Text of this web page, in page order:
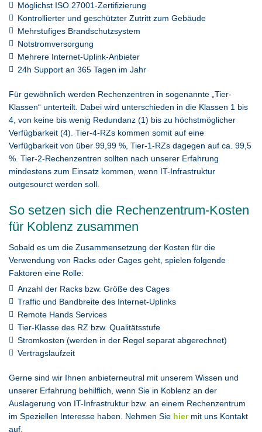
Möglichst ISO 27001-Zertifizierung
Kontrollierter und geschützter Zutritt zum Gebäude
Mehrstufiges Brandschutzsystem
Notstromversorgung
Mehrere Internet-Uplink-Anbieter
24h Support an 365 Tagen im Jahr
Für gewöhnlich werden Rechenzentren in sogenannte „Tier-
Klassen“ unterteilt. Dabei wird unterschieden in die Klassen 1 bis
4, von keine bis wenig Redundanz (1) bis zu höchstmöglicher
Verfügbarkeit (4). Tier-4-RZs kommen somit auf eine
Verfügbarkeit von über 99,99 %, Tier-1-RZs dagegen auf ca. 99,5
%. Tier-2-Rechenzentren sollten nach unserer Erfahrung
mindestens zum Einsatz kommen, wenn IT-Infrastruktur
outgesourct werden soll.
So setzen sich die Rechenzentrum-Kosten
für Koblenz zusammen
Sobald es um die Zusammensetzung der Kosten für die
Verwendung von Racks oder Cages geht, spielen folgende
Faktoren eine Rolle:
Anzahl der Racks bzw. Größe des Cages
Traffic und Bandbreite des Internet-Uplinks
Remote Hands Services
Tier-Klasse des RZ bzw. Qualitätsstufe
Stromkosten (werden in der Regel separat abgerechnet)
Vertragslaufzeit
Gerne sind wir Ihnen anbieterneutral mit unserem Wissen und
unserer Erfahrung behilflich, wenn Sie in Koblenz an der
Auslagerung von IT-Infrastruktur bzw. an einem Rechenzentrum
im Speziellen Interesse haben. Nehmen Sie hiermit uns Kontakt
auf.